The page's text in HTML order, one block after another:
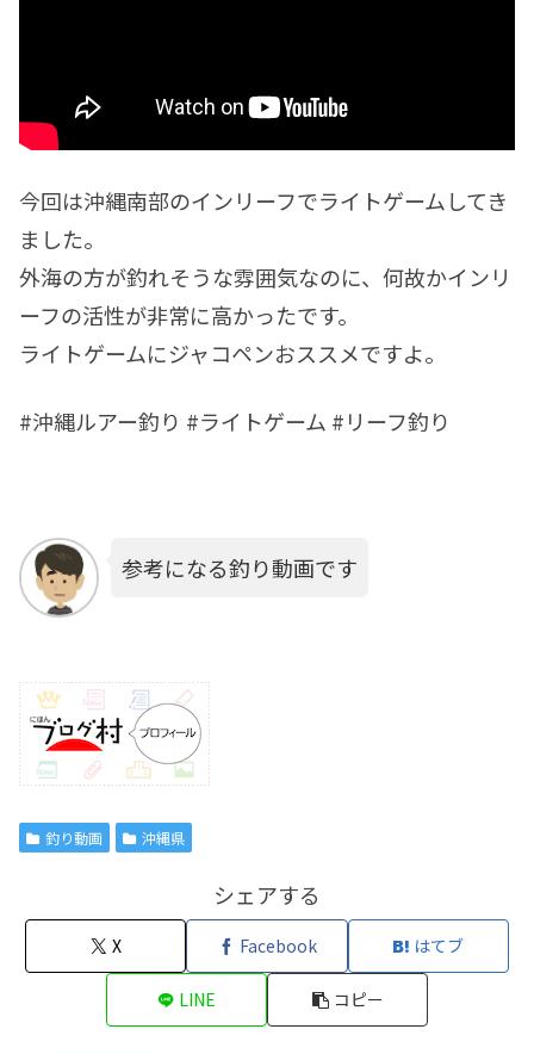
今回は沖縄南部のインリーフでライトゲームしてき
ました。
外海の方が釣れそうな雰囲気なのに、何故かインリ
ーフの活性が非常に高かったです。
ライトゲームにジャコペンおススメですよ。
#沖縄ルアー釣り #ライトゲーム #リーフ釣り
参考になる釣り動画です
釣り動画 沖縄県
シェアする
X Facebook はてブ
LINE コピー